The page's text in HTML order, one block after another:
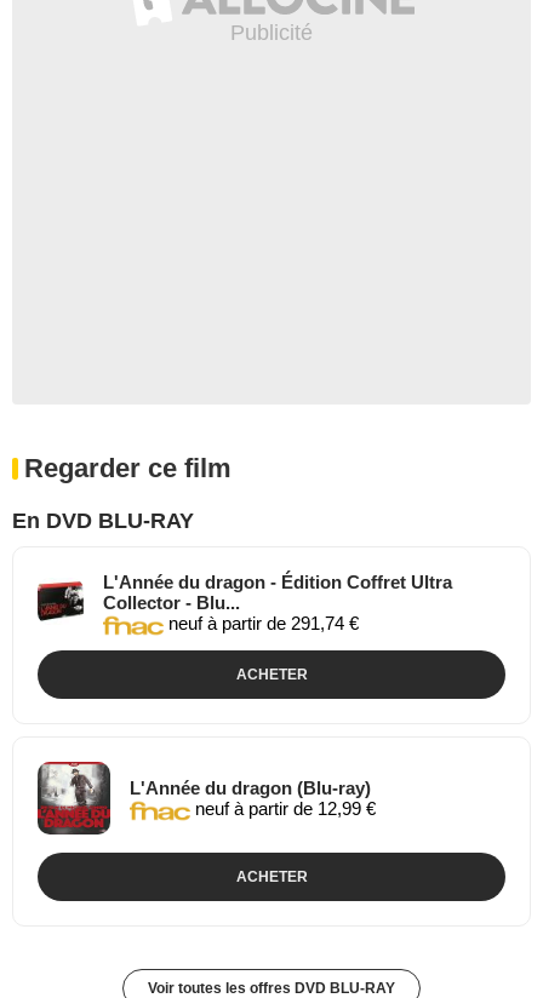
Regarder ce film
En DVD BLU-RAY
L'Année du dragon - Édition Coffret Ultra
Collector - Blu...
neuf à partir de 291,74 €
ACHETER
L'Année du dragon (Blu-ray)
neuf à partir de 12,99 €
ACHETER
Voir toutes les offres DVD BLU-RAY